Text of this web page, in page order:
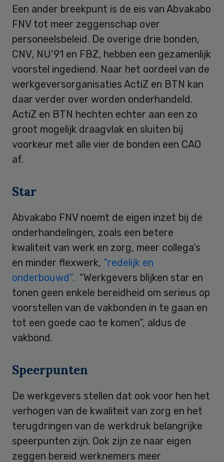
Een ander breekpunt is de eis van Abvakabo
FNV tot meer zeggenschap over
personeelsbeleid. De overige drie bonden,
CNV, NU’91 en FBZ, hebben een gezamenlijk
voorstel ingediend. Naar het oordeel van de
werkgeversorganisaties ActiZ en BTN kan
daar verder over worden onderhandeld.
ActiZ en BTN hechten echter aan een zo
groot mogelijk draagvlak en sluiten bij
voorkeur met alle vier de bonden een CAO
af.
Star
Abvakabo FNV noemt de eigen inzet bij de
onderhandelingen, zoals een betere
kwaliteit van werk en zorg, meer collega’s
en minder flexwerk, “redelijk en
onderbouwd”. “Werkgevers blijken star en
tonen geen enkele bereidheid om serieus op
voorstellen van de vakbonden in te gaan en
tot een goede cao te komen”, aldus de
vakbond.
Speerpunten
De werkgevers stellen dat ook voor hen het
verhogen van de kwaliteit van zorg en het
terugdringen van de werkdruk belangrijke
speerpunten zijn. Ook zijn ze naar eigen
zeggen bereid werknemers meer